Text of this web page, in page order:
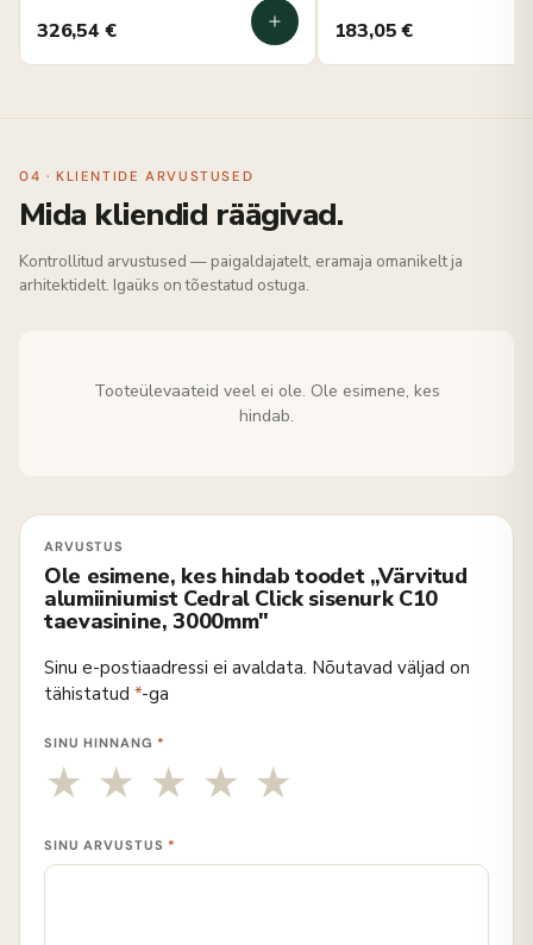
326,54 € 183,05€
04 · KLIENTIDE ARVUSTUSED
Mida kliendid räägivad.
Kontrollitud arvustused — paigaldajatelt, eramaja omanikelt ja
arhitektidelt. Igaüks on tõestatud ostuga.
Tooteülevaateid veel ei ole. Ole esimene, kes
hindab.
Ole esimene, kes hindab toodet „Värvitud
alumiiniumist Cedral Click sisenurk C10
taevasinine, 3000mm"
Sinu e-postiaadressi ei avaldata. Nõutavad väljad on
tähistatud *-ga
SINU HINNANG *
SINU ARVUSTUS *